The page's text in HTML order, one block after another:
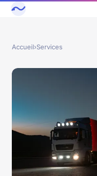
Accueil›Services